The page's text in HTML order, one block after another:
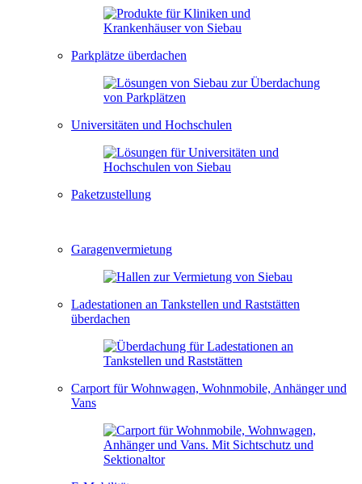
Parkplätze überdachen
Universitäten und Hochschulen
Paketzustellung
Garagenvermietung
Ladestationen an Tankstellen und Raststätten
überdachen
Carport für Wohnwagen, Wohnmobile, Anhänger und
Vans